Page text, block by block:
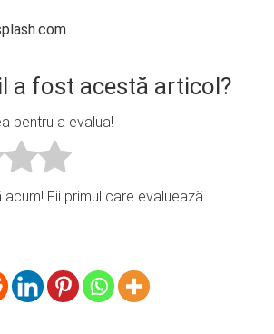
a fost acestă articol?
pentru a evalua!
acum! Fii primul care evaluează